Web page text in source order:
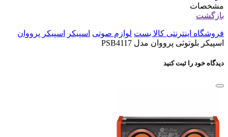
مشخصات
بازگشت
فروشگاه اینترنتی کالا بست لوازم صوتی اسپیکر
اسپیکر پرووان
اسپیکر بلوتوثی پرووان مدل PSB4117
دیدگاه خود را ثبت کنید